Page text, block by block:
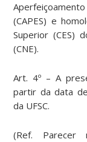
(CAPES) e
Superior (CES)
(CNE).
Art. 4º – A
partir da data
da UFSC.
(Ref. Parecer